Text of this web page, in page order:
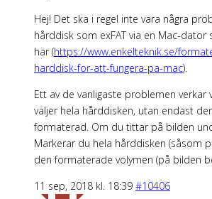
Hej! Det ska i regel inte vara några
hårddisk som exFAT via en Mac-dator
här (https://www.enkelteknik.se/
harddisk-for-att-fungera-pa-mac).
Ett av de vanligaste problemen verkar
väljer hela hårddisken, utan endast
formaterad. Om du tittar på bilden
Markerar du hela hårddisken (såsom
den formaterade volymen (på bilden
11 sep, 2018 kl. 18:39 #10406